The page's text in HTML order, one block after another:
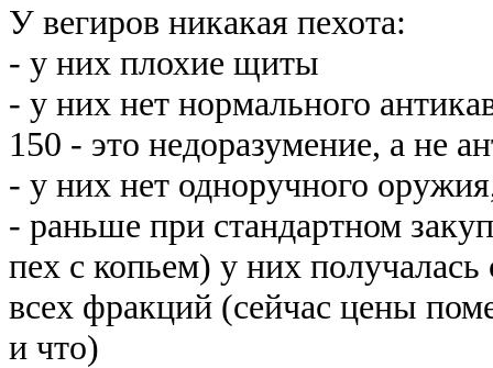
У вегиров никакая пехота:
- у них плохие щиты
- у них нет нормального
150 - это недоразумение, а не
- у них нет одноручного
- раньше при стандартном
пех с копьем) у них
всех фракций (сейчас цены
и что)